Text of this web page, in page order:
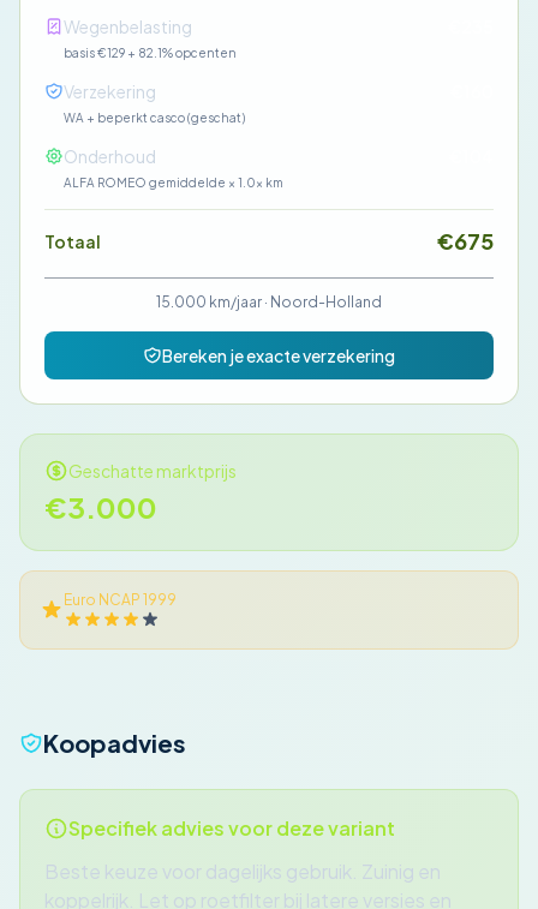
Wegenbelasting
basis €129 + 82.1% opcenten
Verzekering
WA + beperkt casco (geschat)
Onderhoud
ALFA ROMEO gemiddelde × 1.0× km
Totaal €675
15.000 km/jaar · Noord-Holland
Bereken je exacte verzekering
Geschatte marktprijs
€3.000
Euro NCAP 1999
Koopadvies
Specifiek advies voor deze variant
Beste keuze voor dagelijks gebruik. Zuinig en
koppelrijk. Let op roetfilter bij latere versies en